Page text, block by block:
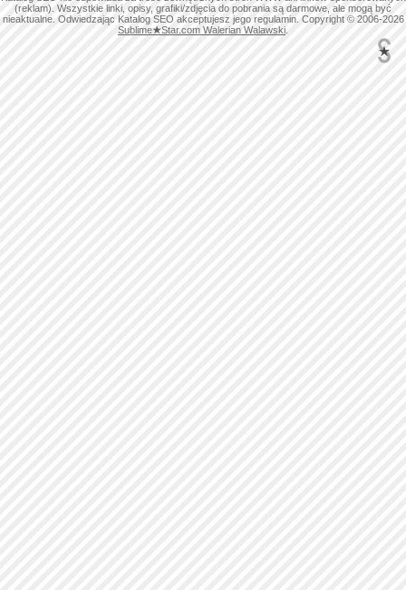
(reklam). Wszystkie linki, opisy, grafiki/zdjęcia do pobrania są darmowe, ale mogą być
nieaktualne. Odwiedzając Katalog SEO akceptujesz jego regulamin. Copyright © 2006-2026
Sublime★Star.com Walerian Walawski